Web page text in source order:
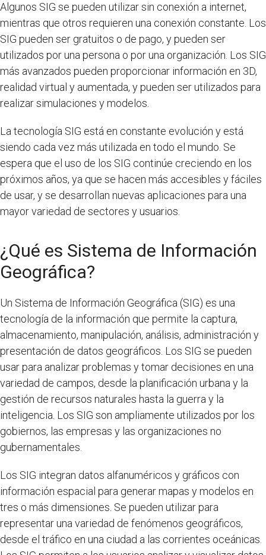
Algunos SIG se pueden utilizar sin conexión a internet,
mientras que otros requieren una conexión constante. Los
SIG pueden ser gratuitos o de pago, y pueden ser
utilizados por una persona o por una organización. Los SIG
más avanzados pueden proporcionar información en 3D,
realidad virtual y aumentada, y pueden ser utilizados para
realizar simulaciones y modelos.
La tecnología SIG está en constante evolución y está
siendo cada vez más utilizada en todo el mundo. Se
espera que el uso de los SIG continúe creciendo en los
próximos años, ya que se hacen más accesibles y fáciles
de usar, y se desarrollan nuevas aplicaciones para una
mayor variedad de sectores y usuarios.
¿Qué es Sistema de Información
Geográfica?
Un Sistema de Información Geográfica (SIG) es una
tecnología de la información que permite la captura,
almacenamiento, manipulación, análisis, administración y
presentación de datos geográficos. Los SIG se pueden
usar para analizar problemas y tomar decisiones en una
variedad de campos, desde la planificación urbana y la
gestión de recursos naturales hasta la guerra y la
inteligencia. Los SIG son ampliamente utilizados por los
gobiernos, las empresas y las organizaciones no
gubernamentales.
Los SIG integran datos alfanuméricos y gráficos con
información espacial para generar mapas y modelos en
tres o más dimensiones. Se pueden utilizar para
representar una variedad de fenómenos geográficos,
desde el tráfico en una ciudad a las corrientes oceánicas.